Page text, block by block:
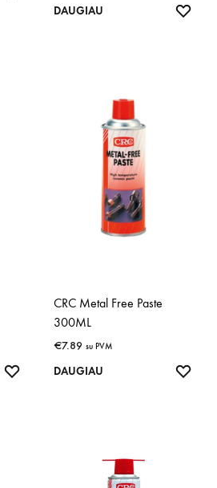
DAUGIAU
IŠSAUGOTI
CRC Metal Free Paste
300ML
€7.89 su PVM
DAUGIAU